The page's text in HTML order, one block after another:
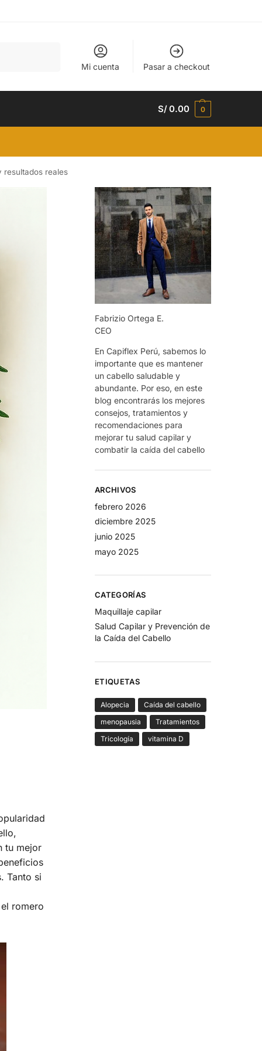
Mi cuenta Pasar a checkout
S/0.00 0
resultados reales
tu mejor
Tanto si
romero
Fabrizio Ortega E.
CEO
En Capiflex Perú, sabemos lo
importante que es mantener
un cabello saludable y
abundante. Por eso, en este
blog encontrarás los mejores
consejos, tratamientos y
recomendaciones para
mejorar tu salud capilar y
combatir la caída del cabello
ARCHIVOS
febrero 2026
diciembre 2025
junio 2025
mayo 2025
CATEGORÍAS
Maquillaje capilar
Salud Capilar y Prevención de
la Caída del Cabello
ETIQUETAS
Alopecia
Caída del cabello
menopausia
Tratamientos
Tricología
vitamina D